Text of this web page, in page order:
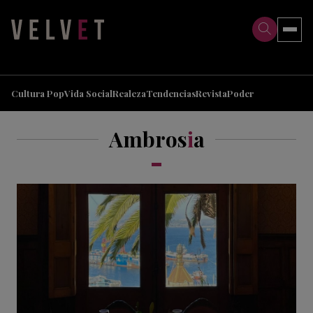
Cultura PopVida SocialRealezaTendenciasRevistaPoder
Ambrosia